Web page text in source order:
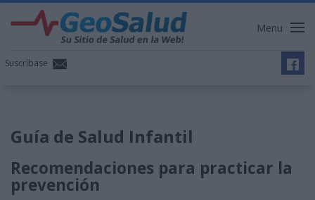
Menu
Suscríbase
Guía de Salud Infantil
Recomendaciones para practicar la
prevención